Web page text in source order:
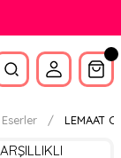
LEMAAT